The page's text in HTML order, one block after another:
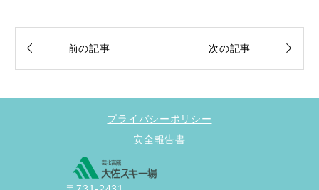
 前の記事 次の記事 
プライバシーポリシー
安全報告書